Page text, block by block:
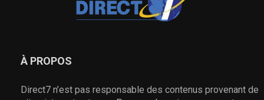
À PROPOS
Direct7 n’est pas responsable des contenus provenant de